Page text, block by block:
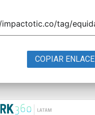
COPIAR ENLACE